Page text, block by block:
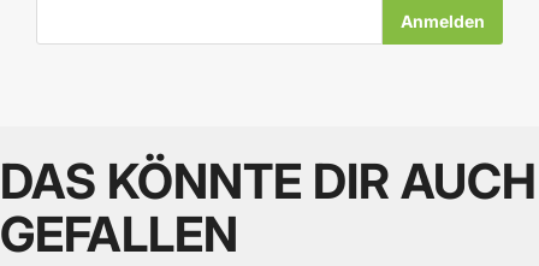
DAS KÖNNTE DIR AUCH
GEFALLEN